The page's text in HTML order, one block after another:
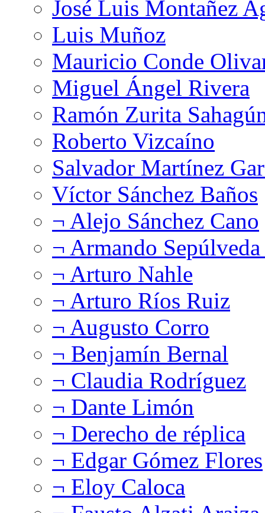
José Luis Montañez
Luis Muñoz
Mauricio Conde
Miguel Ángel Rivera
Ramón Zurita
Roberto Vizcaíno
Salvador Martínez
Víctor Sánchez Baños
¬ Alejo Sánchez Cano
¬ Armando
¬ Arturo Nahle
¬ Arturo Ríos Ruiz
¬ Augusto Corro
¬ Benjamín Bernal
¬ Claudia Rodríguez
¬ Dante Limón
¬ Derecho de réplica
¬ Edgar Gómez Flores
¬ Eloy Caloca